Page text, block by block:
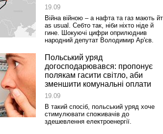
19.09
Війна війною – а нафта та газ мають
as usual. Себто так, ніби ніхто ніде й
гине. Шокуючі цифри оприлюднив
народний депутат Володимир Ар'єв.
Польський уряд
догосподарювався: пропонує
полякам гасити світло, аби
зменшити комунальні оплати
19.09
В такий спосіб, польський уряд хоче
стимулювати споживачів до
здешевлення електроенергії.